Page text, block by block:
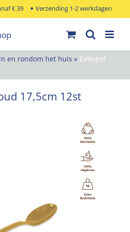
€ 39 Verzending 1-2 werkdagen
en rondom het huis » Eetlepel
17,5cm 12st